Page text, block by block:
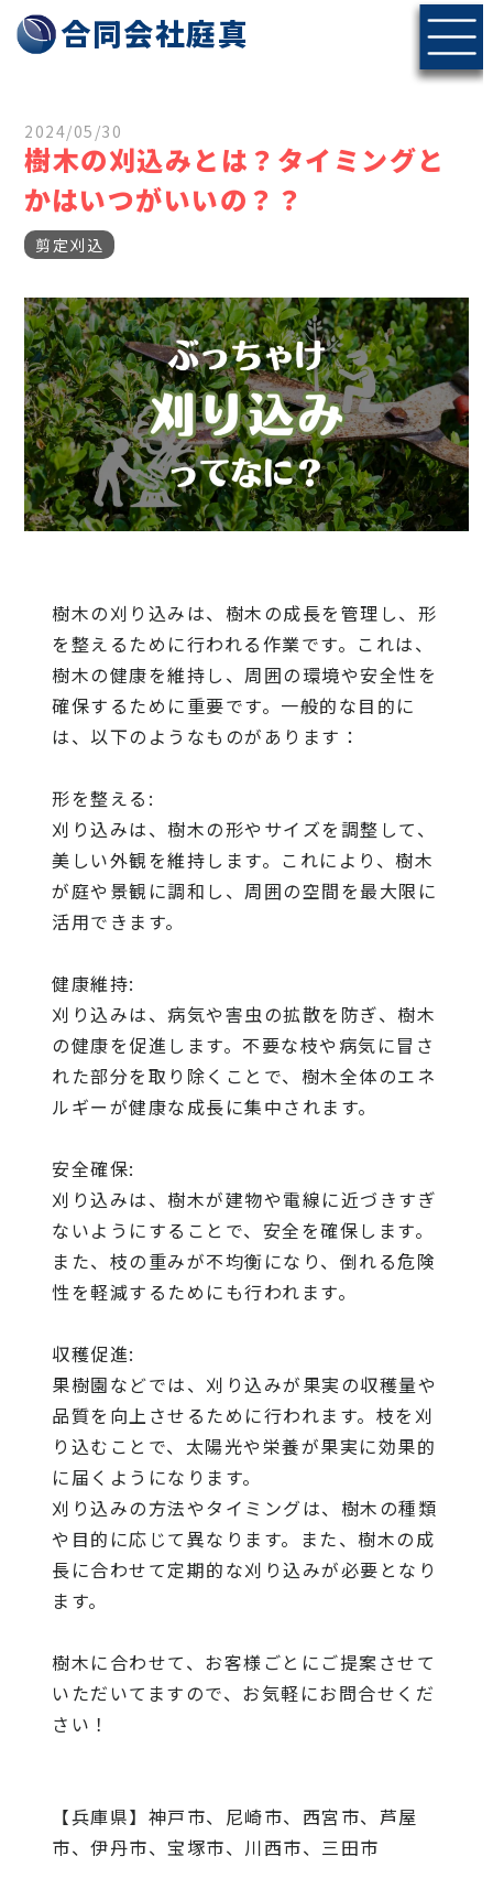
神戸・北摂エリアの伐採・剪定なら合同会社庭真へ
合同会社庭真
2024/05/30
樹木の刈込みとは？タイミングと
かはいつがいいの？？
剪定刈込
樹木の刈り込みは、樹木の成長を管理し、形
を整えるために行われる作業です。これは、
樹木の健康を維持し、周囲の環境や安全性を
確保するために重要です。一般的な目的に
は、以下のようなものがあります：
形を整える:
刈り込みは、樹木の形やサイズを調整して、
美しい外観を維持します。これにより、樹木
が庭や景観に調和し、周囲の空間を最大限に
活用できます。
健康維持:
刈り込みは、病気や害虫の拡散を防ぎ、樹木
の健康を促進します。不要な枝や病気に冒さ
れた部分を取り除くことで、樹木全体のエネ
ルギーが健康な成長に集中されます。
安全確保:
刈り込みは、樹木が建物や電線に近づきすぎ
ないようにすることで、安全を確保します。
また、枝の重みが不均衡になり、倒れる危険
性を軽減するためにも行われます。
収穫促進:
果樹園などでは、刈り込みが果実の収穫量や
品質を向上させるために行われます。枝を刈
り込むことで、太陽光や栄養が果実に効果的
に届くようになります。
刈り込みの方法やタイミングは、樹木の種類
や目的に応じて異なります。また、樹木の成
長に合わせて定期的な刈り込みが必要となり
ます。
樹木に合わせて、お客様ごとにご提案させて
いただいてますので、お気軽にお問合せくだ
さい！
【兵庫県】神戸市、尼崎市、西宮市、芦屋
市、伊丹市、宝塚市、川西市、三田市